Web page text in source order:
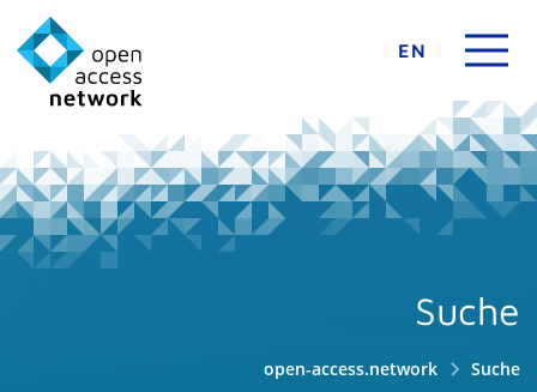
EN
Suche
open-access.network Suche